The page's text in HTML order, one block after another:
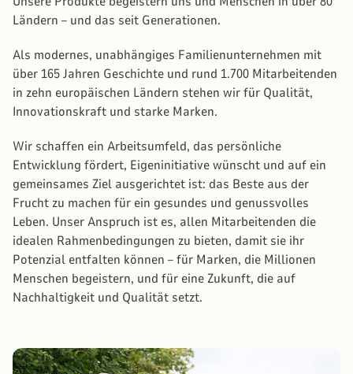
Ländern – und das seit Generationen.
Als modernes, unabhängiges Familienunternehmen mit
über 165 Jahren Geschichte und rund 1.700 Mitarbeitenden
in zehn europäischen Ländern stehen wir für Qualität,
Innovationskraft und starke Marken.
Wir schaffen ein Arbeitsumfeld, das persönliche
Entwicklung fördert, Eigeninitiative wünscht und auf ein
gemeinsames Ziel ausgerichtet ist: das Beste aus der
Frucht zu machen für ein gesundes und genussvolles
Leben. Unser Anspruch ist es, allen Mitarbeitenden die
idealen Rahmenbedingungen zu bieten, damit sie ihr
Potenzial entfalten können – für Marken, die Millionen
Menschen begeistern, und für eine Zukunft, die auf
Nachhaltigkeit und Qualität setzt.